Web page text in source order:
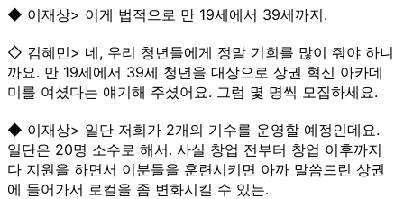
◆ 이재상> 이게 법적으로 만 19세에서 39세까지.
◇ 김혜민> 네, 우리 청년들에게 정말 기회를 많이 줘야 하니
까요. 만 19세에서 39세 청년을 대상으로 상권 혁신 아카데
미를 여셨다는 얘기해 주셨어요. 그럼 몇 명씩 모집하세요.
◆ 이재상> 일단 저희가 2개의 기수를 운영할 예정인데요.
일단은 20명 소수로 해서. 사실 창업 전부터 창업 이후까지
다 지원을 하면서 이분들을 훈련시키면 아까 말씀드린 상권
에 들어가서 로컬을 좀 변화시킬 수 있는.